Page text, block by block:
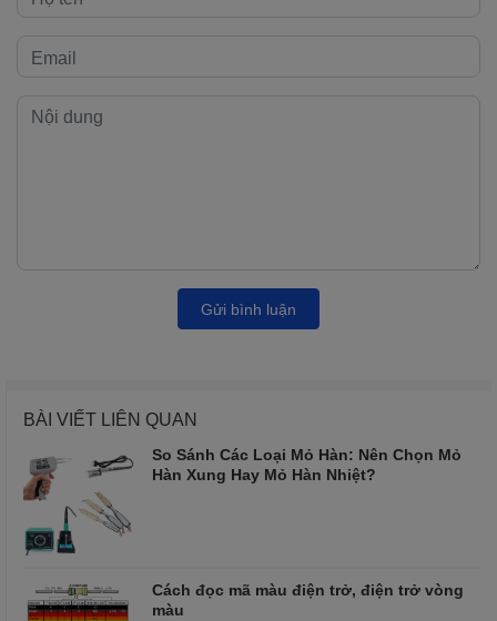
Gửi bình luận
BÀI VIẾT LIÊN QUAN
So Sánh Các Loại Mỏ Hàn: Nên Chọn Mỏ
Hàn Xung Hay Mỏ Hàn Nhiệt?
Cách đọc mã màu điện trở, điện trở vòng
màu